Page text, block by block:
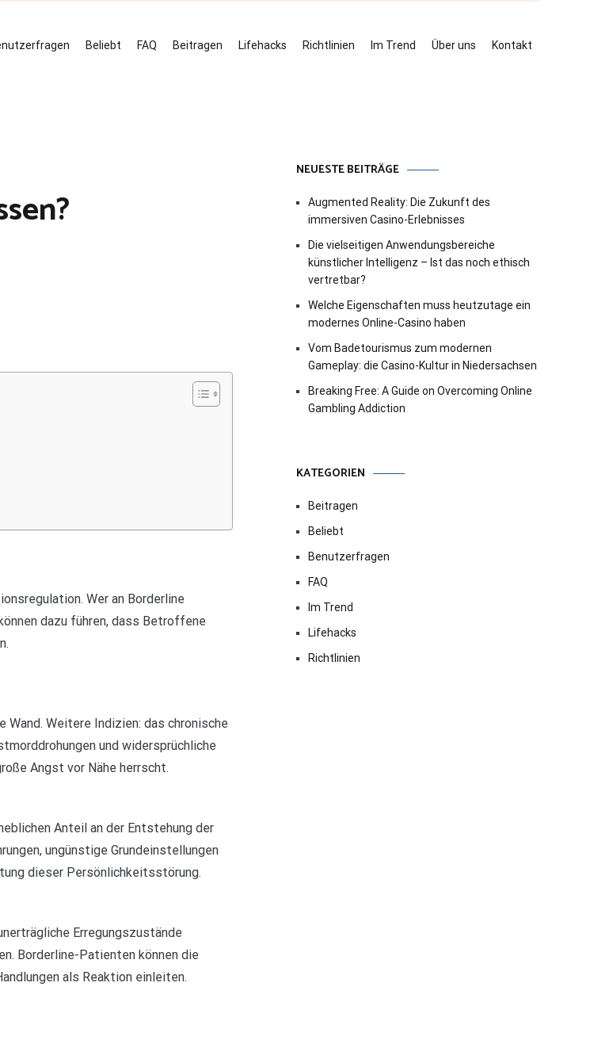
Beliebt FAQ Beitragen Lifehacks Richtlinien Im Trend Über uns Kontakt
Wer an Borderline
dazu führen, dass Betroffene
Weitere Indizien: das chronische
und widersprüchliche
Angst vor Nähe herrscht.
Anteil an der Entstehung der
ungünstige Grundeinstellungen
dieser Persönlichkeitsstörung.
Erregungszustände
Borderline-Patienten können die
als Reaktion einleiten.
NEUESTE BEITRÄGE
Augmented Reality: Die Zukunft des
immersiven Casino-Erlebnisses
Die vielseitigen Anwendungsbereiche
künstlicher Intelligenz – Ist das noch ethisch
vertretbar?
Welche Eigenschaften muss heutzutage ein
modernes Online-Casino haben
Vom Badetourismus zum modernen
Gameplay: die Casino-Kultur in Niedersachsen
Breaking Free: A Guide on Overcoming Online
Gambling Addiction
KATEGORIEN
Beitragen
Beliebt
Benutzerfragen
FAQ
Im Trend
Lifehacks
Richtlinien